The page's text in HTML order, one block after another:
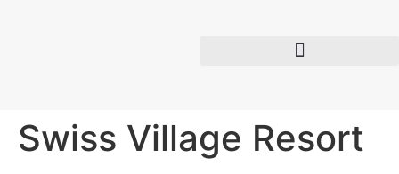
Swiss Village Resort